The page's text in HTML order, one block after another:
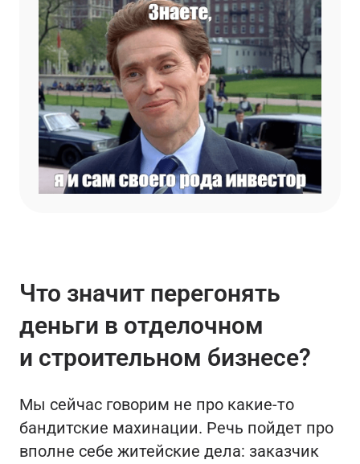
Что значит перегонять
деньги в отделочном
и строительном бизнесе?
Мы сейчас говорим не про какие-то
бандитские махинации. Речь пойдет про
вполне себе житейские дела: заказчик